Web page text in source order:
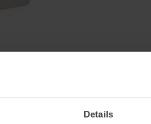
Details